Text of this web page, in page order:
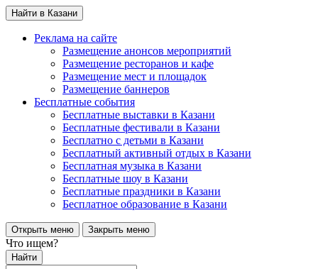
Найти в Казани
Реклама на сайте
Размещение анонсов мероприятий
Размещение ресторанов и кафе
Размещение мест и площадок
Размещение баннеров
Бесплатные события
Бесплатные выставки в Казани
Бесплатные фестивали в Казани
Бесплатно с детьми в Казани
Бесплатный активный отдых в Казани
Бесплатная музыка в Казани
Бесплатные шоу в Казани
Бесплатные праздники в Казани
Бесплатное образование в Казани
Открыть меню Закрыть меню
Что ищем?
Найти